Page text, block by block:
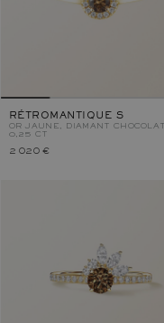
RÉTROMANTIQUE S
OR JAUNE, DIAMANT CHOCOLAT
0,25 CT
2 020 €